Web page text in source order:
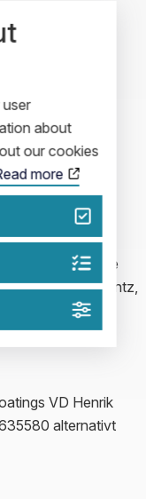
kontaktdon.
långsiktiga
som
kontakter.
på Maxfas
utvecklingsarbete
Henrik Ljungcrantz,
VD Henrik
alternativt
about
our cookies
more